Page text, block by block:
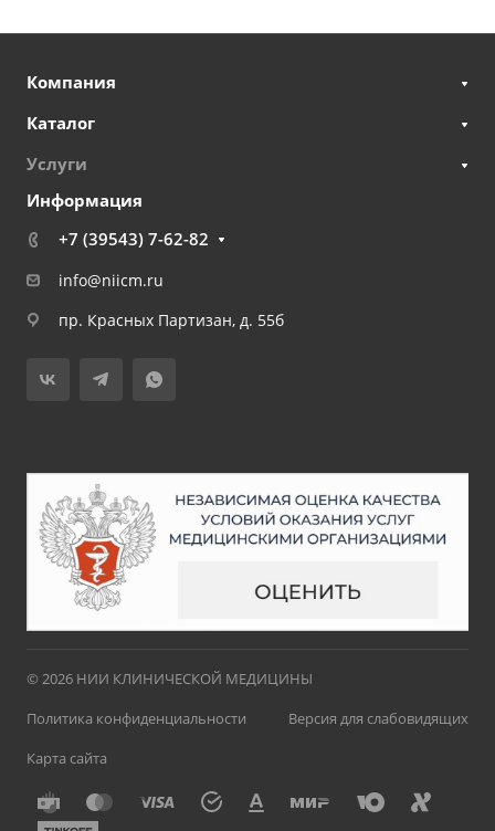
Компания
Каталог
Услуги
Информация
+7 (39543) 7-62-82
info@niicm.ru
пр. Красных Партизан, д. 55б
© 2026 НИИ КЛИНИЧЕСКОЙ МЕДИЦИНЫ
Политика конфиденциальности
Версия для слабовидящих
Карта сайта